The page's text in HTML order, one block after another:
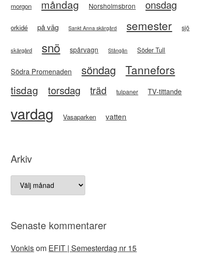
morgon måndag Norsholmsbron onsdag
orkidé på väg Sankt Anna skärgård semester sjö
skärgård snö spårvagn Stångån Söder Tull
Södra Promenaden söndag Tannefors
tisdag torsdag träd tulpaner TV-tittande
vardag Vasaparken vatten
Arkiv
Arkiv
Senaste kommentarer
Vonkisom EFIT | Semesterdag nr 15